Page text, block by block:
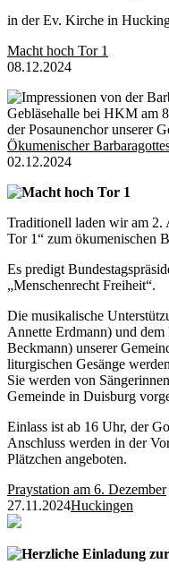
in der Ev. Kirche in
Macht hoch Tor 1
08.12.2024
Impressionen von der
Gebläsehalle bei HKM am
der Posaunenchor unserer
Ökumenischer
02.12.2024
Macht hoch Tor 1
Traditionell laden wir am 2.
Tor 1“ zum ökumenischen
Es predigt
„Menschenrecht Freiheit“.
Die musikalische
Annette Erdmann) und
Beckmann) unserer
liturgischen Gesänge
Sie werden von
Gemeinde in Duisburg
Einlass ist ab 16 Uhr, der
Anschluss werden in der
Plätzchen angeboten.
Praystation am 6. Dezember
27.11.2024Huckingen
Herzliche Einladung